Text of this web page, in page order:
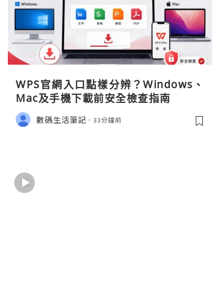
WPS官網入口點樣分辨？Windows、
Mac及手機下載前安全檢查指南
數碼生活筆記 33分鐘前